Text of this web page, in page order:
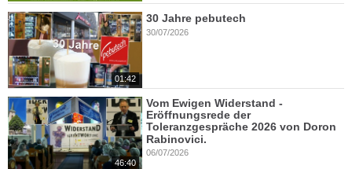
01:42
30 Jahre pebutech
30/07/2026
46:40
Vom Ewigen Widerstand -
Eröffnungsrede der
Toleranzgespräche 2026 von Doron
Rabinovici.
06/07/2026